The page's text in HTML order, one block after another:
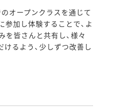
オープンクラスを通じて
加し体験することで、よ
皆さんと共有し、様々
るよう、少しずつ改善し